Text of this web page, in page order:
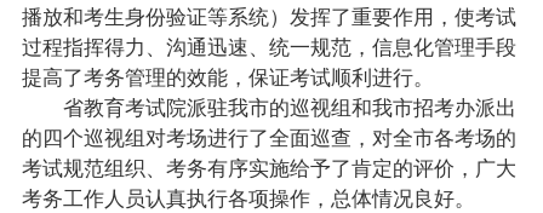
播放和考生身份验证等系统）发挥了重要作用，使考试
过程指挥得力、沟通迅速、统一规范，信息化管理手段
提高了考务管理的效能，保证考试顺利进行。
省教育考试院派驻我市的巡视组和我市招考办派出
的四个巡视组对考场进行了全面巡查，对全市各考场的
考试规范组织、考务有序实施给予了肯定的评价，广大
考务工作人员认真执行各项操作，总体情况良好。